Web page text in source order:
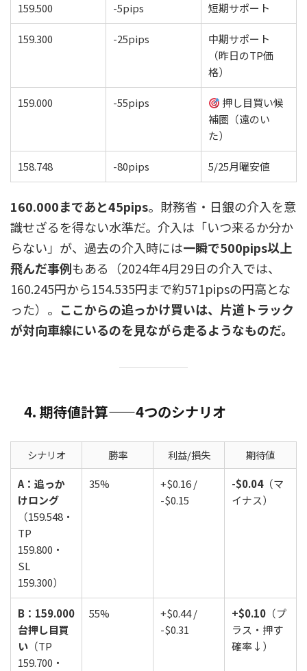
159.500 -5pips 短期サポート
159.300 -25pips
中期サポート
（昨日のTP価
格）
159.000 -55pips
押し目買い候
補圏（遠のい
た）
158.748 -80pips 5/25月曜安値
160.000まであと45pips。財務省・日銀の介入を意
識せざるを得ない水準だ。介入は「いつ来るか分か
らない」が、過去の介入時には一瞬で500pips以上
飛んだ事例もある（2024年4月29日の介入では、
160.245円から154.535円まで約571pipsの円高とな
った）。 ここからの追っかけ買いは、片道トラック
が対向車線にいるのを見ながら走るようなものだ。
4. 期待値計算——4つのシナリオ
シナリオ 勝率 利益/損失
期待値
A：追っか
けロング
（159.548・
TP
159.800・
SL
159.300）
35%
+$0.16 /
-$0.15
-$0.04（マ
イナス）
B：159.000
台押し目買
い （TP
159.700・
55%
+$0.44 /
-$0.31
+$0.10 （プ
ラス・押す
確率↓）